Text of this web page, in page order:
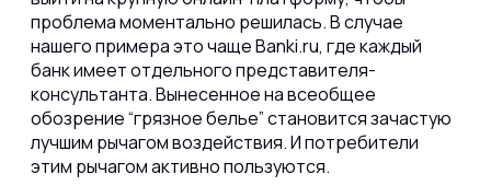
проблема моментально решилась. В случае
нашего примера это чаще Banki.ru, где каждый
банк имеет отдельного представителя-
консультанта. Вынесенное на всеобщее
обозрение “грязное белье” становится зачастую
лучшим рычагом воздействия. И потребители
этим рычагом активно пользуются.